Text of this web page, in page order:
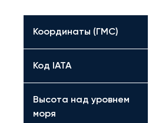
Координаты (ГМС)
Код IATA
Высота над уровнем
моря